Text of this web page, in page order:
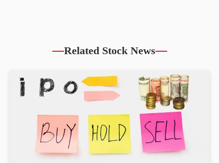
Related Stock News